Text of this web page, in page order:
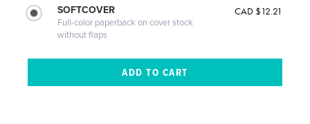
SOFTCOVER
Full-color paperback on cover stock
without flaps
CAD $12.21